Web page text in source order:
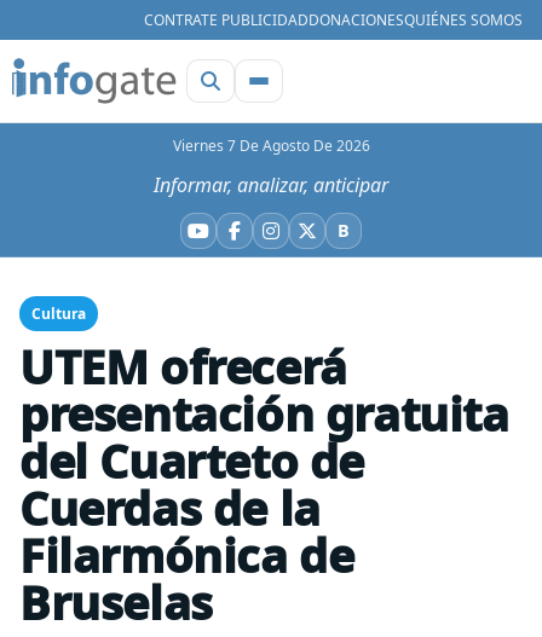
CONTRATE PUBLICIDADDONACIONESQUIÉNES SOMOS
Viernes 7 De Agosto De 2026
Informar, analizar, anticipar
YouTube
Facebook
Instagram
X BBluesky
Cultura
UTEM ofrecerá
presentación gratuita
del Cuarteto de
Cuerdas de la
Filarmónica de
Bruselas